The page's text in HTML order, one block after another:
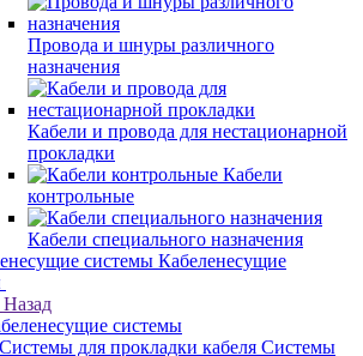
Провода и шнуры различного
назначения
Кабели и провода для нестационарной
прокладки
Кабели
контрольные
Кабели специального назначения
Кабеленесущие
Назад
системы
Системы